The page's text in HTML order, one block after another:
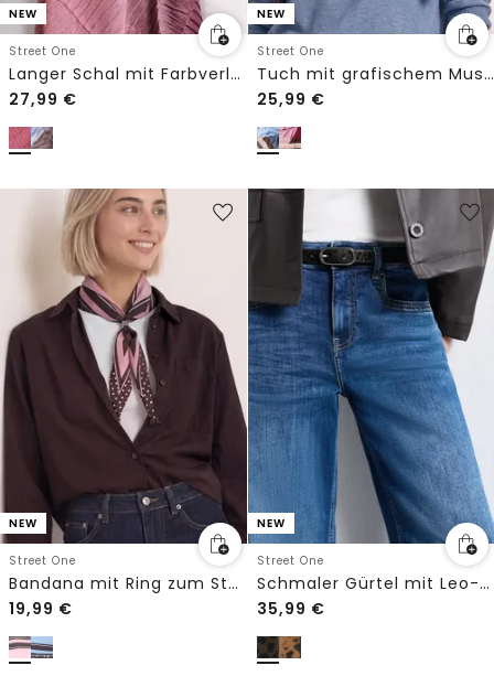
NEW
Street One
Langer Schal mit Farbverlauf
27,99 €
NEW
Street One
Tuch mit grafischem Muster
25,99 €
NEW
Street One
Bandana mit Ring zum Stylen
19,99 €
NEW
Street One
Schmaler Gürtel mit Leo-Muster
35,99 €